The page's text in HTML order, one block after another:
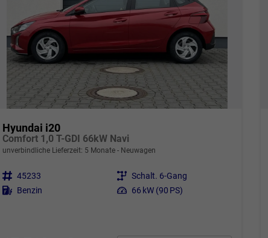
Hyundai i20
Comfort 1,0 T-GDI 66kW Navi
unverbindliche Lieferzeit: 5 Monate Neuwagen
Fahrzeugnr. 45233 Getriebe Schalt. 6-Gang
Kraftstoff Benzin Leistung 66 kW (90 PS)